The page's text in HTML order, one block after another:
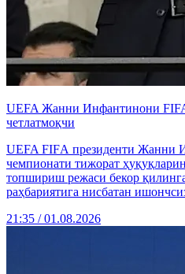
UEFA Жанни Инфантинони
четлатмоқчи
UEFA FIFА президенти Жанни
чемпионати тижорат
топшириш режаси бекор
раҳбариятига нисбатан
21:35 / 01.08.2026